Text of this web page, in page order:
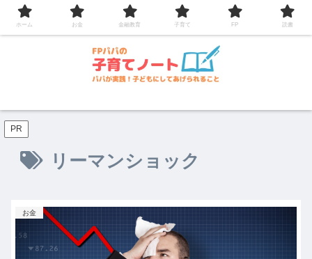
コンテンツへスキップ
PR
リーマンショック
お金
ホーム お金 金融教育 子育て FP 読書